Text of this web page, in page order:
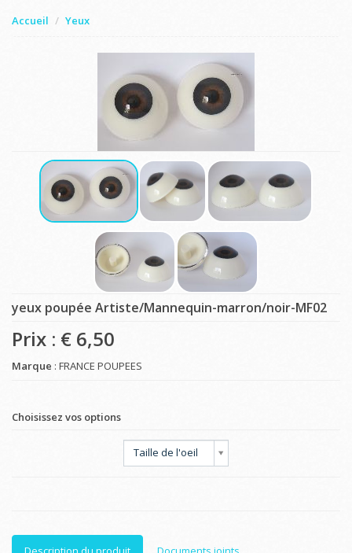
Accueil Yeux
yeux poupée Artiste/Mannequin-marron/noir-MF02
Prix : € 6,50
Marque : FRANCE POUPEES
Choisissez vos options
Taille de l'oeil